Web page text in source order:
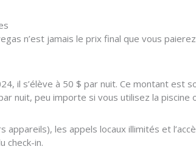
n’est jamais le prix final que vous
il s’élève à 50 $ par nuit. Ce montant est
nuit, peu importe si vous utilisez la piscine
appareils), les appels locaux illimités et
check-in.